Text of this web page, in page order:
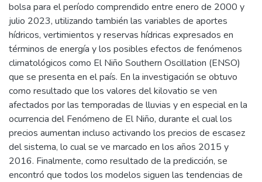
bolsa para el período comprendido entre enero de 2000 y
julio 2023, utilizando también las variables de aportes
hídricos, vertimientos y reservas hídricas expresados en
términos de energía y los posibles efectos de fenómenos
climatológicos como El Niño Southern Oscillation (ENSO)
que se presenta en el país. En la investigación se obtuvo
como resultado que los valores del kilovatio se ven
afectados por las temporadas de lluvias y en especial en la
ocurrencia del Fenómeno de El Niño, durante el cual los
precios aumentan incluso activando los precios de escasez
del sistema, lo cual se ve marcado en los años 2015 y
2016. Finalmente, como resultado de la predicción, se
encontró que todos los modelos siguen las tendencias de